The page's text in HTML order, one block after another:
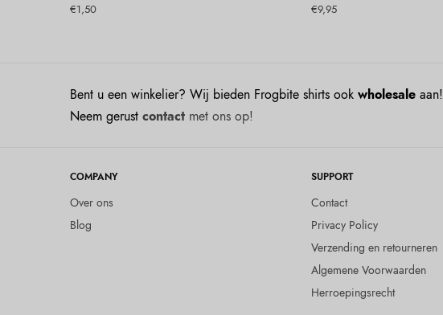
€1,50 €9,95
Bent u een winkelier? Wij bieden Frogbite shirts ookwholesale aan!
Neem gerustcontact met ons op!
COMPANY
Over ons
Blog
SUPPORT
Contact
Privacy Policy
Verzending en retourneren
Algemene Voorwaarden
Herroepingsrecht